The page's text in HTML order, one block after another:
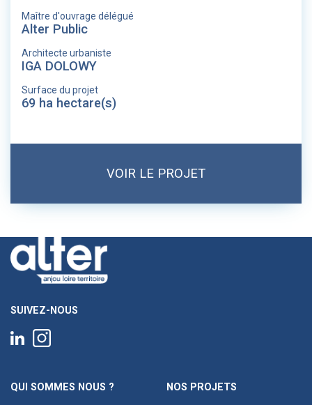
Maître d'ouvrage délégué
Alter Public
Architecte urbaniste
IGA DOLOWY
Surface du projet
69 ha hectare(s)
VOIR LE PROJET
SUIVEZ-NOUS
QUI SOMMES NOUS ? NOS PROJETS